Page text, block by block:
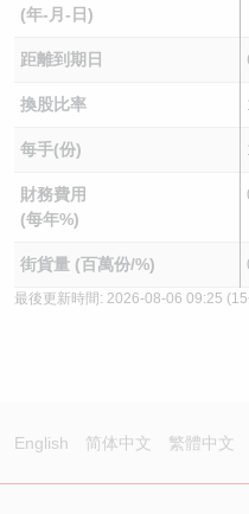
(年-月-日)
距離到期日
換股比率
每手(份)
財務費用
(每年%)
街貨量 (百萬份/%)
最後更新時間: 2026-08-06 09:25
English 简体中文 繁體中文